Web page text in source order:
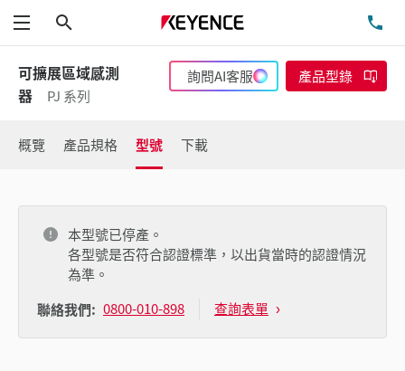
功能表
可擴展區域感測
器
PJ 系列
詢問AI客服 產品型錄
概覽 產品規格 型號 下載
本型號已停產。
各型號是否符合認證標準，以出貨當時的認證情況
為準。
聯絡我們: 0800-010-898 查詢表單